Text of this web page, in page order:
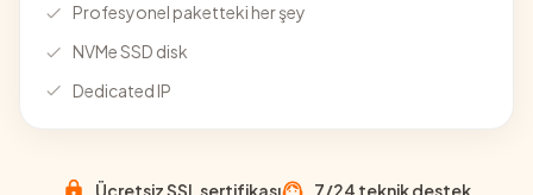
Profesyonel paketteki her şey
NVMe SSD disk
Dedicated IP
Ücretsiz SSL sertifikası 7/24 teknik destek